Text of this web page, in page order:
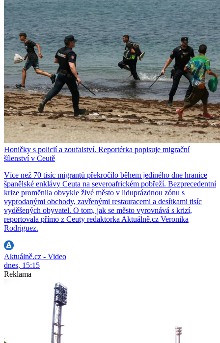
Honičky s policií a zoufalství. Reportérka popisuje migrační
šílenství v Ceutě
Více než 70 tisíc migrantů překročilo během jediného dne hranice
španělské enklávy Ceuta na severoafrickém pobřeží. Bezprecedentní
krize proměnila obvykle živé město v liduprázdnou zónu s
vyprodanými obchody, zavřenými restauracemi a desítkami tisíc
vyděšených obyvatel. O tom, jak se město vyrovnává s krizí,
reportovala přímo z Ceuty redaktorka Aktuálně.cz Veronika
Rodriguez.
Aktuálně.cz - Video
dnes, 15:15
Reklama